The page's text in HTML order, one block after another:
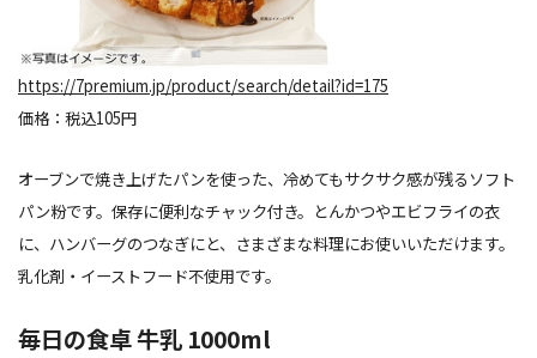
https://7premium.jp/product/search/detail?id=175
価格：税込105円
オーブンで焼き上げたパンを使った、冷めてもサクサク感が残るソフト
パン粉です。保存に便利なチャック付き。とんかつやエビフライの衣
に、ハンバーグのつなぎにと、さまざまな料理にお使いいただけます。
乳化剤・イーストフード不使用です。
毎日の食卓 牛乳 1000ml